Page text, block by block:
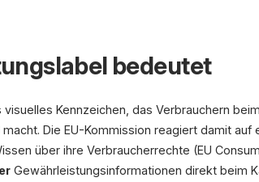
Produktbild
bedeutet
Kennzeichen, das Verbrauchern
Die EU-Kommission reagiert damit auf
über ihre Verbraucherrechte (EU
Gewährleistungsinformationen direkt beim